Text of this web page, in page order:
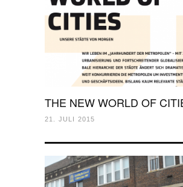
THE NEW WORLD OF
21. JULI 2015